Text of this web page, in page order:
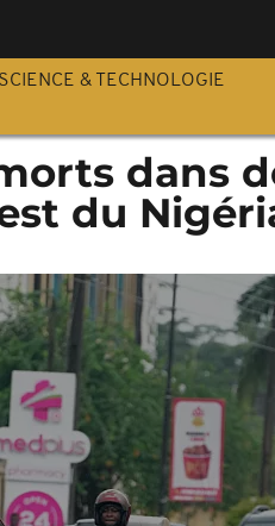
SCIENCE & TECHNOLOGIE
dans
du